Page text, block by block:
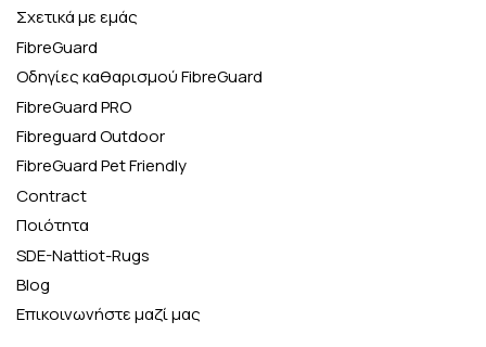
Σχετικά με εμάς
FibreGuard
Οδηγίες καθαρισμού FibreGuard
FibreGuard PRO
Fibreguard Outdoor
FibreGuard Pet Friendly
Contract
Ποιότητα
SDE-Nattiot-Rugs
Blog
Επικοινωνήστε μαζί μας